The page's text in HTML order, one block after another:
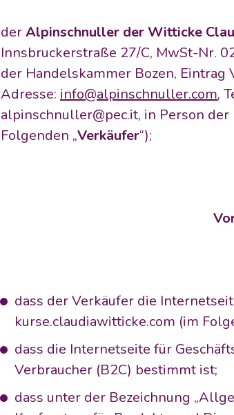
der Alpinschnuller der Witticke
Innsbruckerstraße 27/C, MwSt-Nr.
der Handelskammer Bozen,
Adresse: info@alpinschnuller.com,
alpinschnuller@pec.it, in Person
Folgenden „Verkäufer“);
dass der Verkäufer die
kurse.claudiawitticke.com (im
dass die Internetseite für
Verbraucher (B2C) bestimmt ist;
dass unter der Bezeichnung